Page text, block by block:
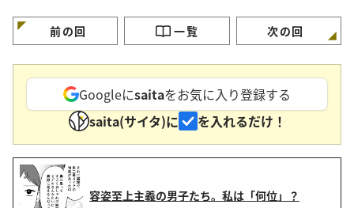
漫画＞
前の回 一覧 次の回
Googleにsaitaをお気に入り登録する
saita(サイタ)に
を入れるだけ！
容姿至上主義の男子たち。私は「何位」？